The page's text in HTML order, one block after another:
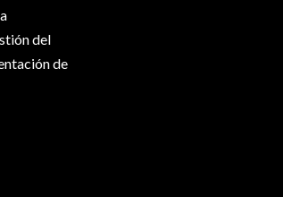
del
de